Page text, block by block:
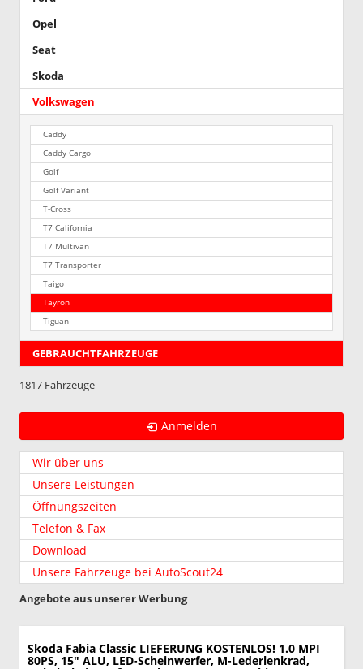
Opel
Seat
Skoda
Volkswagen
Caddy
Caddy Cargo
Golf
Golf Variant
T-Cross
T7 California
T7 Multivan
T7 Transporter
Taigo
Tayron
Tiguan
GEBRAUCHTFAHRZEUGE
1817 Fahrzeuge
Anmelden
Wir über uns
Unsere Leistungen
Öffnungszeiten
Telefon & Fax
Download
Unsere Fahrzeuge bei AutoScout24
Angebote aus unserer Werbung
Skoda Fabia Classic LIEFERUNG KOSTENLOS! 1.0 MPI
80PS, 15" ALU, LED-Scheinwerfer, M-Lederlenkrad,